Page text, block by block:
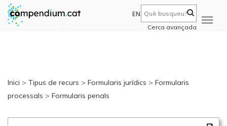
EN
Cerca avançada
Inici > Tipus de recurs > Formularis jurídics > Formularis
processals > Formularis penals